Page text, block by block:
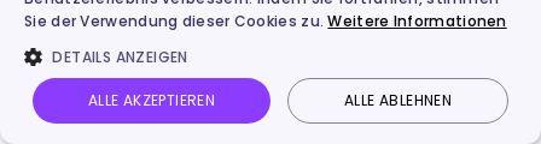
Sie der Verwendung dieser Cookies zu.Weitere Informationen
DETAILS ANZEIGEN
ALLE AKZEPTIEREN ALLE ABLEHNEN